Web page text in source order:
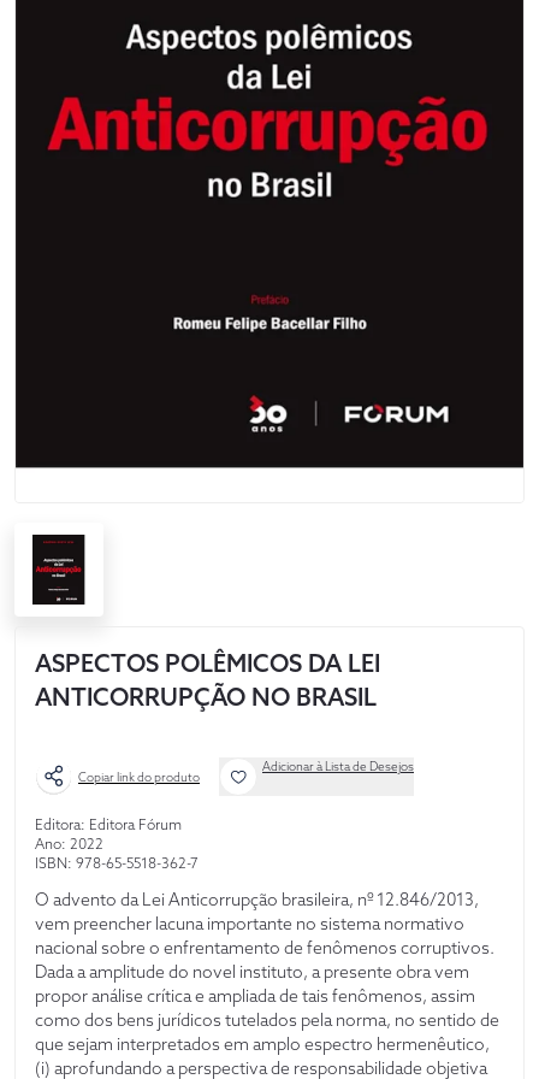
ASPECTOS POLÊMICOS DA LEI
ANTICORRUPÇÃO NO BRASIL
Copiar link do produto
Adicionar à Lista de Desejos
Editora: Editora Fórum
Ano: 2022
ISBN: 978-65-5518-362-7
O advento da Lei Anticorrupção brasileira, nº 12.846/2013,
vem preencher lacuna importante no sistema normativo
nacional sobre o enfrentamento de fenômenos corruptivos.
Dada a amplitude do novel instituto, a presente obra vem
propor análise crítica e ampliada de tais fenômenos, assim
como dos bens jurídicos tutelados pela norma, no sentido de
que sejam interpretados em amplo espectro hermenêutico,
(i) aprofundando a perspectiva de responsabilidade objetiva